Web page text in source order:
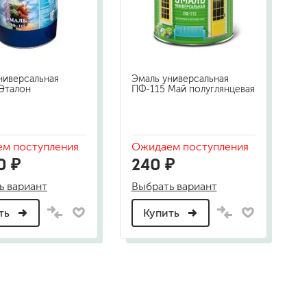
малярный флизелин
стеклообои под покраску
стеклохолст, паутинка
флизелиновые обои под покраску
поступления
₽
вариант
Эмаль универсальная
ПФ-115 Май полуглянцевая
Ожидаем поступления
240 ₽
Выбрать вариант
Купить